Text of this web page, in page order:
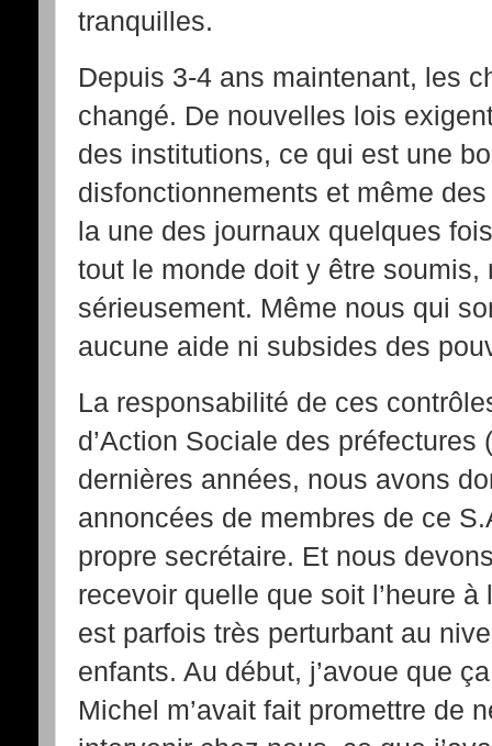
tranquilles.
Depuis 3-4 ans maintenant, les
changé. De nouvelles lois
des institutions, ce qui est une
disfonctionnements et même
la une des journaux quelques
tout le monde doit y être
sérieusement. Même nous qui
aucune aide ni subsides des
La responsabilité de ces
d’Action Sociale des
dernières années, nous avons
annoncées de membres de ce
propre secrétaire. Et nous
recevoir quelle que soit l’heure
est parfois très perturbant au
enfants. Au début, j’avoue que
Michel m’avait fait promettre de